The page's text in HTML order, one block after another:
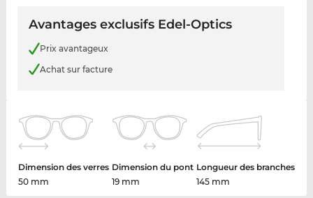
Avantages exclusifs Edel-Optics
Prix avantageux
Achat sur facture
Dimension des verres
50 mm
Dimension du pont
19 mm
Longueur des branches
145 mm